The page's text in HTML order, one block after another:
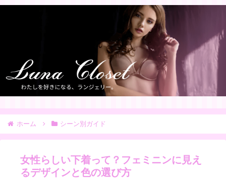
ホーム シーン別ガイド
女性らしい下着って？フェミニンに見え
るデザインと色の選び方